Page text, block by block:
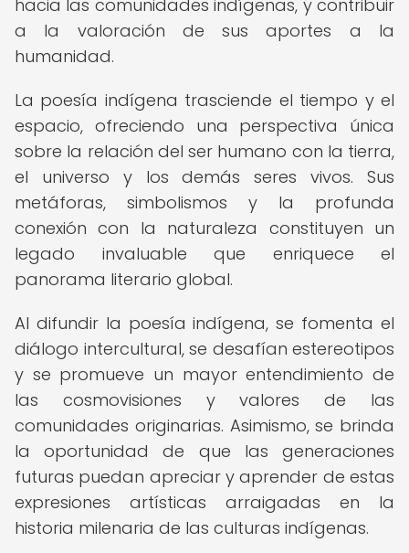
hacia las comunidades indígenas, y contribuir
a la valoración de sus aportes a la
humanidad.
La poesía indígena trasciende el tiempo y el
espacio, ofreciendo una perspectiva única
sobre la relación del ser humano con la tierra,
el universo y los demás seres vivos. Sus
metáforas, simbolismos y la profunda
conexión con la naturaleza constituyen un
legado invaluable que enriquece el
panorama literario global.
Al difundir la poesía indígena, se fomenta el
diálogo intercultural, se desafían estereotipos
y se promueve un mayor entendimiento de
las cosmovisiones y valores de las
comunidades originarias. Asimismo, se brinda
la oportunidad de que las generaciones
futuras puedan apreciar y aprender de estas
expresiones artísticas arraigadas en la
historia milenaria de las culturas indígenas.